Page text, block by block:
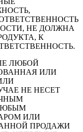
НЕ ДОЛЖНА
К
ЛЮБОЙ
ИЛИ
НЕ НЕСЕТ
ИЛИ
ПРОДАЖИ